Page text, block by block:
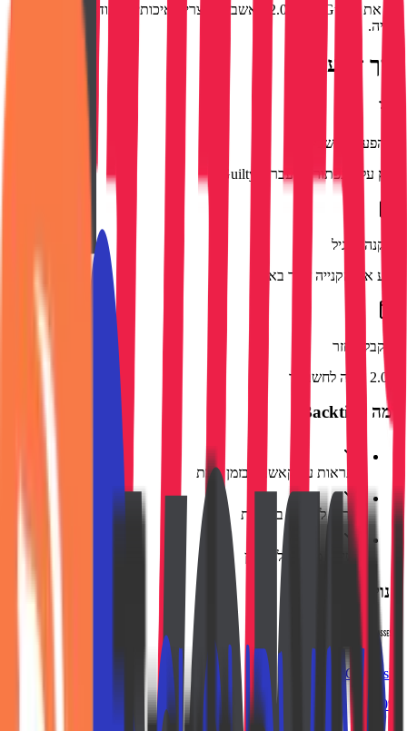
גלו את Guilty עם 2.0% קאשבק. מוצרים איכותיים ועוד חיסכון על כל
קנייה.
איך זה עובד?
הפעל קאשבק
לחץ על הכפתור ותועבר ל-Guilty
קנה כרגיל
בצע את הקנייה שלך באתר
קבל החזר
2.0% יזוכה לחשבונך
למה Backtivo?
התראות על קאשבק בזמן אמת
שירות לקוחות בעברית
משיכה מהירה לחשבון
חנויות דומות
Glasseslit
10%